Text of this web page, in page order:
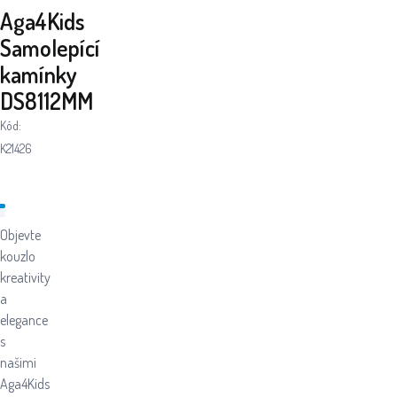
Aga4Kids
Samolepící
kamínky
DS8112MM
Kód:
K21426
Objevte
kouzlo
kreativity
a
elegance
s
našimi
Aga4Kids